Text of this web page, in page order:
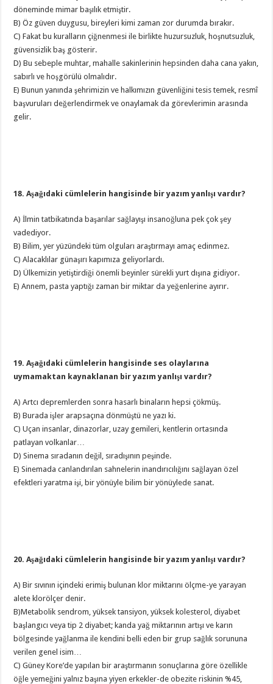
döneminde mimar başılık etmiştir.
B) Öz güven duygusu, bireyleri kimi zaman zor durumda bırakır.
C) Fakat bu kuralların çiğnenmesi ile birlikte huzursuzluk, hoşnutsuzluk,
güvensizlik baş gösterir.
D) Bu sebeple muhtar, mahalle sakinlerinin hepsinden daha cana yakın,
sabırlı ve hoşgörülü olmalıdır.
E) Bunun yanında şehrimizin ve halkımızın güvenliğini tesis temek, resmî
başvuruları değerlendirmek ve onaylamak da görevlerimin arasında
gelir.
18. Aşağıdaki cümlelerin hangisinde bir yazım yanlışı vardır?
A) İlmin tatbikatında başarılar sağlayışı insanoğluna pek çok şey
vadediyor.
B) Bilim, yer yüzündeki tüm olguları araştırmayı amaç edinmez.
C) Alacaklılar günaşırı kapımıza geliyorlardı.
D) Ülkemizin yetiştirdiği önemli beyinler sürekli yurt dışına gidiyor.
E) Annem, pasta yaptığı zaman bir miktar da yeğenlerine ayırır.
19. Aşağıdaki cümlelerin hangisinde ses olaylarına
uymamaktan kaynaklanan bir yazım yanlışı vardır?
A) Artcı depremlerden sonra hasarlı binaların hepsi çökmüş.
B) Burada işler arapsaçına dönmüştü ne yazı ki.
C) Uçan insanlar, dinazorlar, uzay gemileri, kentlerin ortasında
patlayan volkanlar…
D) Sinema sıradanın değil, sıradışının peşinde.
E) Sinemada canlandırılan sahnelerin inandırıcılığını sağlayan özel
efektleri yaratma işi, bir yönüyle bilim bir yönüylede sanat.
20. Aşağıdaki cümlelerin hangisinde bir yazım yanlışı vardır?
A) Bir sıvının içindeki erimiş bulunan klor miktarını ölçme-ye yarayan
alete klorölçer denir.
B)Metabolik sendrom, yüksek tansiyon, yüksek kolesterol, diyabet
başlangıcı veya tip 2 diyabet; kanda yağ miktarının artışı ve karın
bölgesinde yağlanma ile kendini belli eden bir grup sağlık sorununa
verilen genel isim…
C) Güney Kore’de yapılan bir araştırmanın sonuçlarına göre özellikle
öğle yemeğini yalnız başına yiyen erkekler-de obezite riskinin %45,